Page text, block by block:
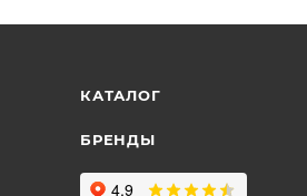
КАТАЛОГ
БРЕНДЫ